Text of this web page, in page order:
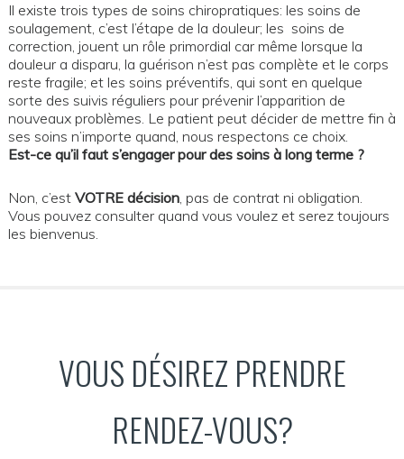
Il existe trois types de soins chiropratiques: les soins de
soulagement, c’est l’étape de la douleur; les soins de
correction, jouent un rôle primordial car même lorsque la
douleur a disparu, la guérison n’est pas complète et le corps
reste fragile; et les soins préventifs, qui sont en quelque
sorte des suivis réguliers pour prévenir l’apparition de
nouveaux problèmes. Le patient peut décider de mettre fin à
ses soins n’importe quand, nous respectons ce choix.
Est-ce qu’il faut s’engager pour des soins à long terme ?
Non, c’estVOTRE décision, pas de contrat ni obligation.
Vous pouvez consulter quand vous voulez et serez toujours
les bienvenus.
VOUS DÉSIREZ PRENDRE
RENDEZ-VOUS?